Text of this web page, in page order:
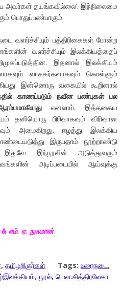
அவர்கள் தயங்கவில்லை’. இந்நிலைமை
பொதுப்பண்பாகும்.
வளர்ச்சியும் பத்திரிகைகள் போன்ற
வளர்ச்சியும் இலக்கியத்தைப்
இதனால் இலக்கியம்
வாசகர்களாகவும் கொள்ளும்
இன்னொரு வகையில் கூறினால்
காணப்படும் நவீன பண்புகள் பல
எனலாம். இத்தகைய
பிரிவாகவும் விரிவான
அமைகிறது. ஈழத்து இலக்கிய
இருபதாம் நூற்றாண்டு
இந்நூலின் அடுத்துவரும்
அடிப்படையில் ஆய்வுக்கு
எம். ஏ. நுஃமான்
, தமிழறிஞர்கள் Tags: உரைநடை ,
, நூல், மெள.சித்திரலேகா